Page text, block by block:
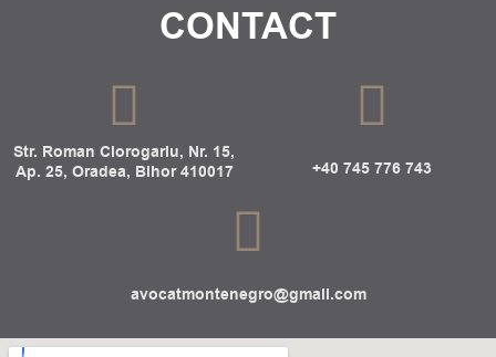
CONTACT
Str. Roman Ciorogariu, Nr. 15,
Ap. 25, Oradea, Bihor 410017
+40 745 776 743
avocatmontenegro@gmail.com